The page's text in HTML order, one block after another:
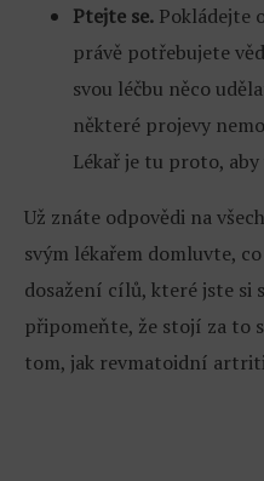
Ptejte se. Pokládejte
právě potřebujete
svou léčbu něco
některé projevy
Lékař je tu proto,
Už znáte odpovědi na
svým lékařem domluvte,
dosažení cílů, které jste si
připomeňte, že stojí za to
tom, jak revmatoidní